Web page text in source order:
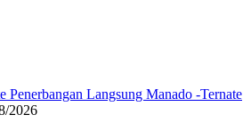
Penerbangan Langsung Manado -Ternate
2026